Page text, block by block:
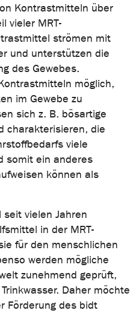
Kontrastmitteln über
vieler MRT-
strömen mit
und unterstützen die
des Gewebes.
möglich,
im Gewebe zu
sich z. B. bösartige
charakterisieren, die
viele
somit ein anderes
können als
vielen Jahren
in der MRT-
für den menschlichen
werden mögliche
zunehmend geprüft,
Daher möchte
Förderung des bidt